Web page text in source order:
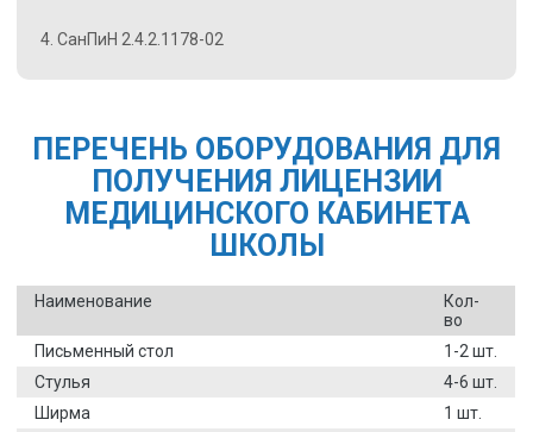
4. СанПиН 2.4.2.1178-02
ПЕРЕЧЕНЬ ОБОРУДОВАНИЯ ДЛЯ
ПОЛУЧЕНИЯ ЛИЦЕНЗИИ
МЕДИЦИНСКОГО КАБИНЕТА
ШКОЛЫ
Наименование
Кол-
во
Письменный стол
1-2 шт.
Стулья
4-6 шт.
Ширма
1 шт.